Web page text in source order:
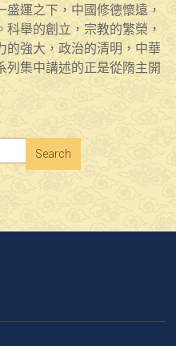
運之下，中國修德懷遠，
舉的創立，宗教的繁榮，
的強大，政治的清明，中華
列集中講述的正是從隋主開